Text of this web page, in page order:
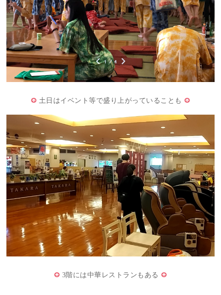
土日はイベント等で盛り上がっていることも
3階には中華レストランもある